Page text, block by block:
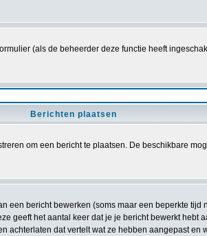
(als de beheerder deze functie heeft
Berichten plaatsen
om een bericht te plaatsen. De beschikbare
bericht bewerken (soms maar een beperkte tijd
geeft het aantal keer dat je je bericht bewerkt
dat vertelt wat ze hebben aangepast